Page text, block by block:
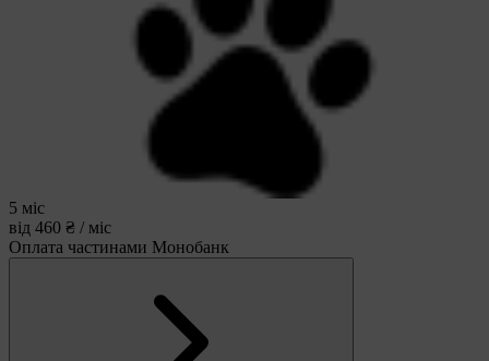
5 міс
від 460 ₴ / міс
Оплата частинами Монобанк